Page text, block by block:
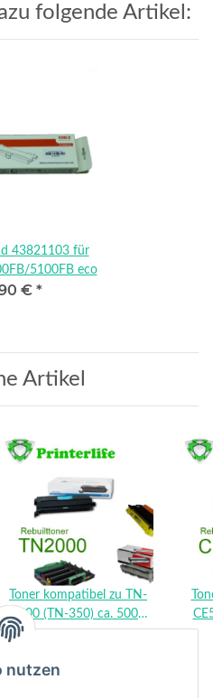
folgende Artikel:
43821103 für
5100FB eco
€ *
Artikel
Toner kompatibel zu TN-
2000 (TN-350) ca. 5000
Seiten - für Brother® HL-
7220, 7225, 7420, 7820,
19,90 €*
nutzen